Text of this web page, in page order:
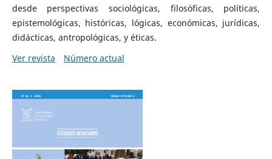
desde perspectivas sociológicas, filosóficas, políticas,
epistemológicas, históricas, lógicas, económicas, jurídicas,
didácticas, antropológicas, y éticas.
Ver revista
Número actual